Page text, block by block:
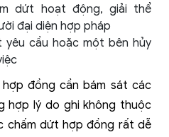
dứt hoạt động, giải thể
đại diện hợp pháp
yêu cầu hoặc một bên hủy
đồng cần bám sát các
hợp lý do ghi không thuộc
chấm dứt hợp đồng rất dễ